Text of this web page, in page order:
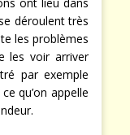
déroulent très
les problèmes
les voir arriver
par exemple
qu’on appelle